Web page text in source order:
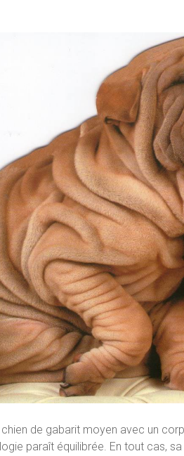
chien de gabarit moyen avec un
paraît équilibrée. En tout cas,